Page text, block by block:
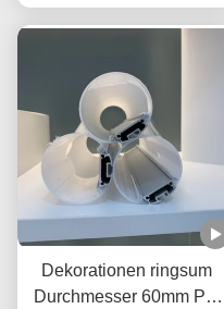
Dekorationen ringsum
Durchmesser 60mm PC